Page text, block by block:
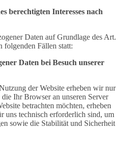
berechtigten Interesses nach
Daten auf Grundlage des Art.
Fällen statt:
Daten bei Besuch unserer
der Website erheben wir nur
Ihr Browser an unseren Server
betrachten möchten, erheben
uns technisch erforderlich sind, um
sowie die Stabilität und Sicherheit